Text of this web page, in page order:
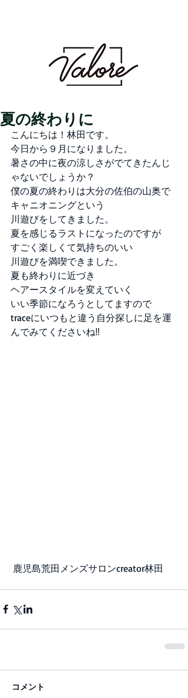
鹿児島美容室 デザイン 似合わせ パ
ーマ メンズパーマ 波巻き スパイラル ツイスト
ツイスパ ピンパーマ ダウンパーマ カラー ダブル
カラー ハイトーン ブリーチ １ブリーチ メッシュ
メッシュキャップ ホワイト シルバー ベージュ ミル
夏の終わりに
こんにちは！林田です。
今日から９月になりました。
暑さの中に夜の涼しさがでてきたんじ
ゃないでしょうか？
僕の夏の終わりは大分の佐伯の山奥で
キャニオニングという
川遊びをしてきました。
夏を感じるラストになったのですが
すごく楽しくて気持ちのいい
川遊びを満喫できました。
夏も終わりに近づき
ヘアースタイルを変えていく
いい季節になろうとしてますので
traceにいつもと違う自分探しに足を運
んでみてくださいね‼︎
鹿児島荒田メンズサロンcreator林田
コメント